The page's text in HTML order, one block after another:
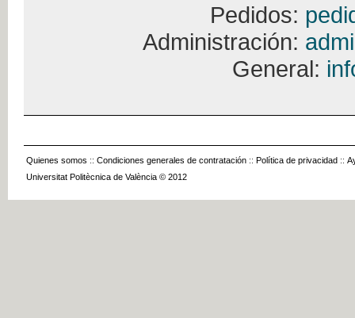
Pedidos:
Administración:
General:
Quienes somos :: Condiciones generales de contratación :: Política de privacidad ::
Universitat Politècnica de València © 2012